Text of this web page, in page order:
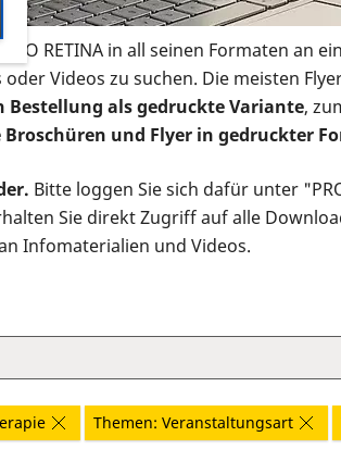
RETINA in all seinen Formaten an
Videos zu suchen. Die meisten
Bestellung als gedruckte Variante,
und Flyer in gedruckter
Bitte loggen Sie sich dafür unter
Sie direkt Zugriff auf alle
Infomaterialien und Videos.
Themen: Veranstaltungsart